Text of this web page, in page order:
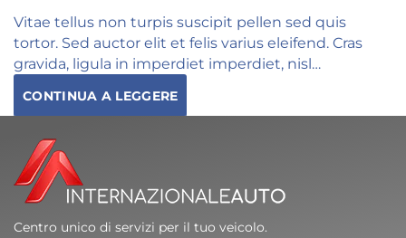
Vitae tellus non turpis suscipit pellen sed quis
tortor. Sed auctor elit et felis varius eleifend. Cras
gravida, ligula in imperdiet imperdiet, nisl…
CONTINUA A LEGGERE
Centro unico di servizi per il tuo veicolo.